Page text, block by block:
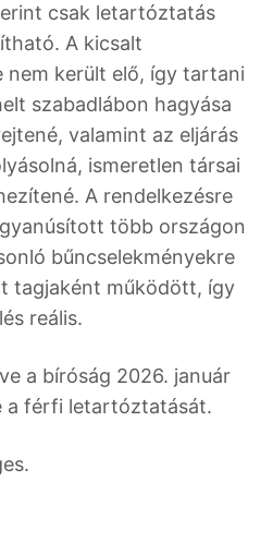
csak letartóztatás
A kicsalt
nem került elő, így tartani
szabadlábon hagyása
valamint az eljárás
ismeretlen társai
A rendelkezésre
több országon
bűncselekményekre
tagjaként működött, így
reális.
a bíróság 2026. január
a férfi letartóztatását.